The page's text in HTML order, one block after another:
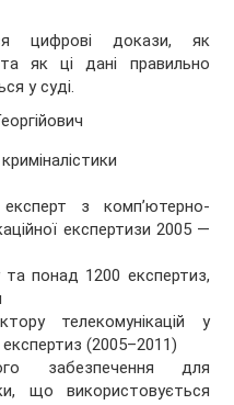
цифрові докази, як
як ці дані правильно
у суді.
з комп’ютерно-
експертизи 2005 —
понад 1200 експертиз,
телекомунікацій у
(2005–2011)
забезпечення для
що використовується